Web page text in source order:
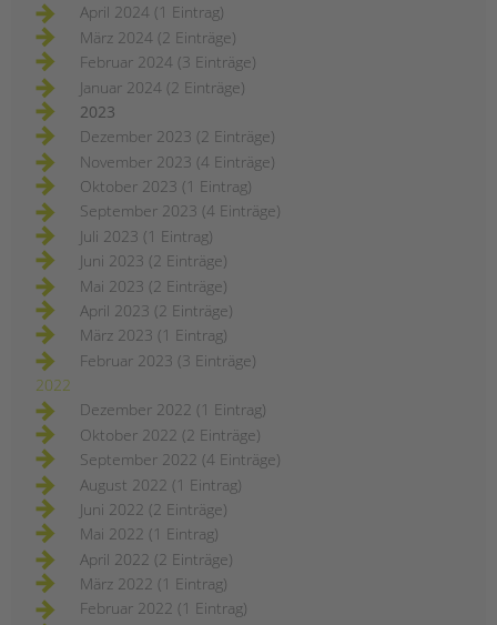
April 2024 (1 Eintrag)
März 2024 (2 Einträge)
Februar 2024 (3 Einträge)
Januar 2024 (2 Einträge)
2023
Dezember 2023 (2 Einträge)
November 2023 (4 Einträge)
Oktober 2023 (1 Eintrag)
September 2023 (4 Einträge)
Juli 2023 (1 Eintrag)
Juni 2023 (2 Einträge)
Mai 2023 (2 Einträge)
April 2023 (2 Einträge)
März 2023 (1 Eintrag)
Februar 2023 (3 Einträge)
2022
Dezember 2022 (1 Eintrag)
Oktober 2022 (2 Einträge)
September 2022 (4 Einträge)
August 2022 (1 Eintrag)
Juni 2022 (2 Einträge)
Mai 2022 (1 Eintrag)
April 2022 (2 Einträge)
März 2022 (1 Eintrag)
Februar 2022 (1 Eintrag)